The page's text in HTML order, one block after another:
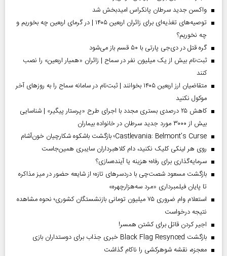
واکسن جدید سرطان پانکراس امیدبخش شد
توصیه‌های تغذیه‌ای برای زائران اربعین ۱۴۰۵ | در گرمای اربعین چه بخوریم و
چه نخوریم؟
گره قتل در دی‌جی پارتی با ۵۰ قسم باز می‌شود
ثبت‌نام بیش از یک میلیون نفر در سماح | زائران «همیار اربعین» را نصب
کنند
متقاضیان ارز اربعین ۱۴۰۵ بخوانند | ثبت‌نام در سامانه سماح را به روز‌های آخر
موکول نکنید
کاهش ۲۵ درصدی بستری مجدد با اجرای طرح «پرستار پیگیر» | شناسایی
بیش از ۳۰۰۰ مورد جدید سرطان در خانواده بیماران
Castlevania: Belmont’s Curse؛ بازگشت باشکوه شکارچیان خون‌آشام
روی هر لینکی کلیک نکنید، دام کلاهبرداران سایبری همین‌جاست
سرمایه‌گذاری برای رفاه؛ هزینه یا آینده‌سازی؟
بازگشت مسعود شصت‌چی با دردسر‌های تازه؛ از شایعه حضور در میز مذاکره
تا پایان فیلمبرداری «مرد سه‌هزارچهره»
استعلام وام ضروری ۷۵ میلیون تومانی بازنشستگان کشوری؛ نحوه مشاهده
نتیجه درخواست
اجیر کردن قاتل برای کشتن همسر!
بازگشت Black Flag Resynced خبری جذاب برای دوستداران بازی
معجزه، نقشه شوهرکشی را ناکام گذاشت